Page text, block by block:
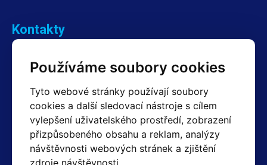
Používáme soubory cookies
Tyto webové stránky používají soubory
cookies a další sledovací nástroje s cílem
vylepšení uživatelského prostředí, zobrazení
přizpůsobeného obsahu a reklam, analýzy
návštěvnosti webových stránek a zjištění
zdroje návštěvnosti.
Kontakty
+420 603 357 606 +420 605 234 204
Fakturační a expediční oddělení
+420 605 259 759 (Po–Pá: 7:30 – 15:00)
Technické oddělení
+420 603 355 085 (Po–Pá: 8:00 – 16:00)